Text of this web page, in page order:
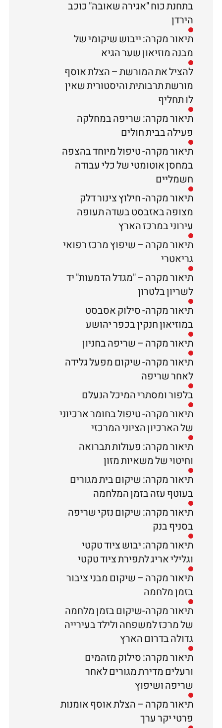
בתחנת כוח "אגירה שאובה" כוכב
הירדן
תיאור מקרה: ייבוש שיקומי של
מבנה מוזיאון שער הגיא
להציל את המורשת – הצלת אוסף
מורשת תרבותית והיסטורית שאין
לו תחליף
תיאור מקרה: שריפה במחלקה
פעילה בבית חולים
תיאור מקרה- טיפול מיוחד בהצפה
במחסן אוטומטי של כלי עבודה
חשמליים
תיאור מקרה- חילוץ צינור דלק
מצופה באזבסט בשדה תעופה
עירוני במרכז הארץ
תיאור מקרה – שיפוץ מרכז רפואי
גריאטרי
תיאור מקרה – "מגדל הדמעות" יד
לשריון בלטרון
תיאור מקרה- סילוק אסבסט
במוזיאון חנקין בכפר יהושע
תיאור מקרה – שריפה בחניון
תיאור מקרה- שיקום מפעל גלידה
לאחר שריפה
בלפור ומסתרי המיכל הנעלם
תיאור מקרה- טיפול בחומר ארכיוני
של הארכיון הציוני המרכזי
תיאור מקרה: פעולות תברואה
וחיטוי של משאיות מזון
תיאור מקרה: שיקום בית מגורים
בעוטף עזה בזמן המלחמה
תיאור מקרה: שיקום נזקי שריפה
בסניף בנק
תיאור מקרה: יבוש ציוד טקטי
וגלילי אריג לתפירת ציוד טקטי
תיאור מקרה – שיקום מבני ציבור
בזמן מלחמה
תיאור מקרה-שיקום בזמן מלחמה
של מרכז למשפחה ולילד בעירייה
גדולה בדרום הארץ
תיאור מקרה: סילוק מזהמים
ורעלים מדירת מגורים לאחר
שריפה ושיפוץ
תיאור מקרה – הצלת אוסף אומנות
פרטי יקר ערך